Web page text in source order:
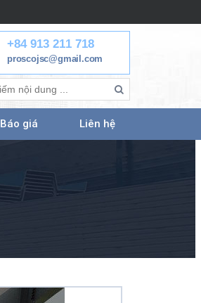
+84 913 211 718
proscojsc@gmail.com
Báo giá Liên hệ